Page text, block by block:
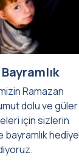
Ramazan
dolu ve güler
için sizlerin
hediye